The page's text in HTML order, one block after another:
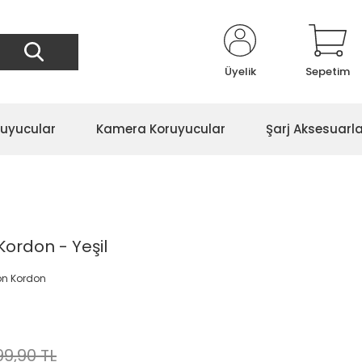
Üyelik Sepetim
Kamera Koruyucular Şarj
- Yeşil
Kordon
TL